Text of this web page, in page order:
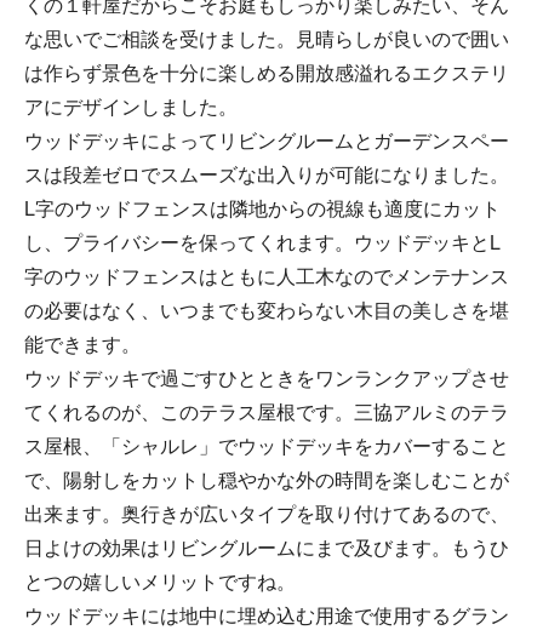
な思いでご相談を受けました。見晴らしが良いので囲い
は作らず景色を十分に楽しめる開放感溢れるエクステリ
アにデザインしました。
ウッドデッキによってリビングルームとガーデンスペー
スは段差ゼロでスムーズな出入りが可能になりました。
L字のウッドフェンスは隣地からの視線も適度にカット
し、プライバシーを保ってくれます。ウッドデッキとL
字のウッドフェンスはともに人工木なのでメンテナンス
の必要はなく、いつまでも変わらない木目の美しさを堪
能できます。
ウッドデッキで過ごすひとときをワンランクアップさせ
てくれるのが、このテラス屋根です。三協アルミのテラ
ス屋根、「シャルレ」でウッドデッキをカバーすること
で、陽射しをカットし穏やかな外の時間を楽しむことが
出来ます。奥行きが広いタイプを取り付けてあるので、
日よけの効果はリビングルームにまで及びます。もうひ
とつの嬉しいメリットですね。
ウッドデッキには地中に埋め込む用途で使用するグラン